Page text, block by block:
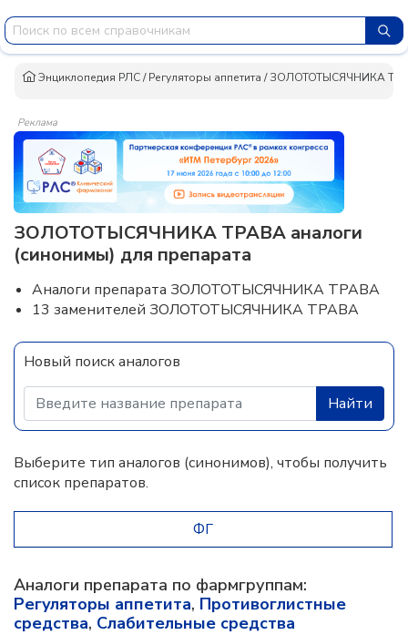
Энциклопедия РЛС/Регуляторы аппетита /ЗОЛОТОТЫСЯЧНИКА
Реклама
ЗОЛОТОТЫСЯЧНИКА ТРАВА аналоги
(синонимы) для препарата
Аналоги препарата ЗОЛОТОТЫСЯЧНИКА ТРАВА
13 заменителей ЗОЛОТОТЫСЯЧНИКА ТРАВА
Новый поиск аналогов
Найти
Выберите тип аналогов (синонимов), чтобы получить
список препаратов.
ФГ
Аналоги препарата по фармгруппам:
Регуляторы аппетита, Противоглистные
средства, Слабительные средства